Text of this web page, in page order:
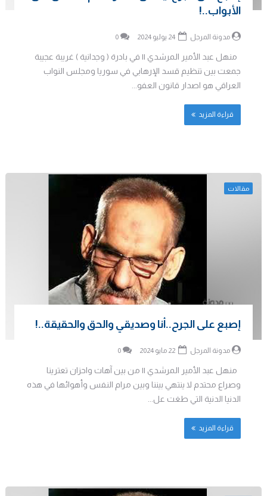
الأبواب..!
مدونة المرجل 0
منهل عبد الأمير المرشدي || في بادرة ( وجدانية ) غريبة عجيبة
جمعت بين تنظيم قسد الإرهابي في سوريا ومجلس النواب
العراقي هو اصدار قانون العفو...
قراءة المزيد
مقالات
إصبع على الجرح..أنا وصديقي والحق والحقيقة..!
مدونة المرجل 0
منهل عبد الأمير المرشدي || من بين آهات واحزان تعترينا
وصراع محتدم لا ينتهي بيننا وبين مرام النفس وأهوائها في هذه
الدنيا الدنية التي طغت عل...
قراءة المزيد